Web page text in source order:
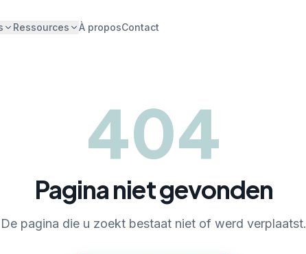
Ressources À proposContact
404
Pagina niet gevonden
De pagina die u zoekt bestaat niet of werd verplaatst.